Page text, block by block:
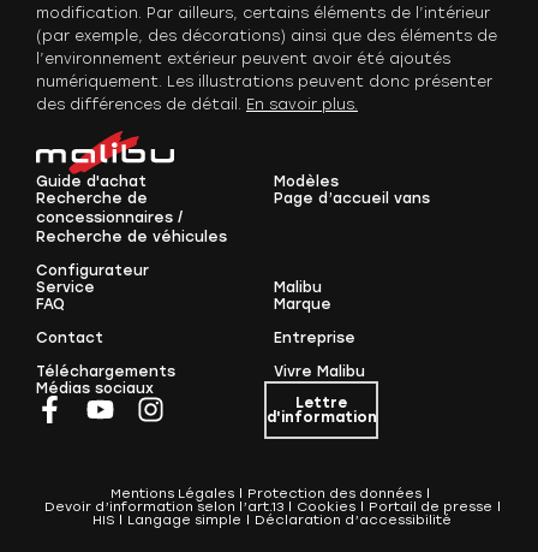
modification. Par ailleurs, certains éléments de l’intérieur
(par exemple, des décorations) ainsi que des éléments de
l’environnement extérieur peuvent avoir été ajoutés
numériquement. Les illustrations peuvent donc présenter
des différences de détail. En savoir plus.
Guide d'achat
Recherche de
concessionnaires /
Recherche de véhicules
Configurateur
Modèles
Page d’accueil vans
Service
FAQ
Contact
Téléchargements
Malibu
Marque
Entreprise
Vivre Malibu
Médias sociaux
Lettre
d'information
Mentions Légales
Protection des données
Devoir d’information selon l’art.13
Cookies
Portail de presse
HIS
Langage simple Déclaration d’accessibilité